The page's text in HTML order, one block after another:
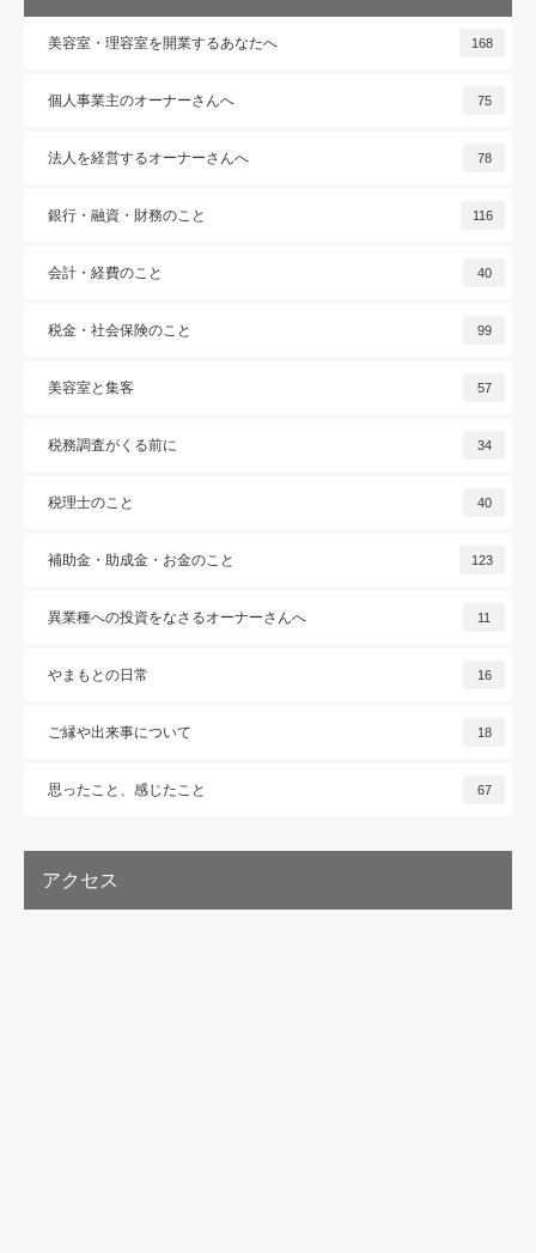
美容室・理容室を開業するあなたへ 168
個人事業主のオーナーさんへ 75
法人を経営するオーナーさんへ 78
銀行・融資・財務のこと 116
会計・経費のこと 40
税金・社会保険のこと 99
美容室と集客 57
税務調査がくる前に 34
税理士のこと 40
補助金・助成金・お金のこと 123
異業種への投資をなさるオーナーさんへ 11
やまもとの日常 16
ご縁や出来事について 18
思ったこと、感じたこと 67
アクセス